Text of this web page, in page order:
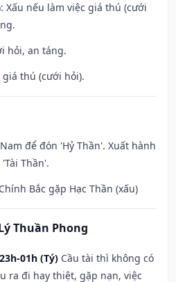
Xấu nếu làm việc giá thú (cưới
hỏi, an táng.
giá thú (cưới hỏi).
để đón 'Hỷ Thần'. Xuất hành
Thần'.
Bắc gặp Hạc Thần (xấu)
Thuần Phong
01h (Tý) Cầu tài thì không có
ra đi hay thiệt, gặp nạn, việc